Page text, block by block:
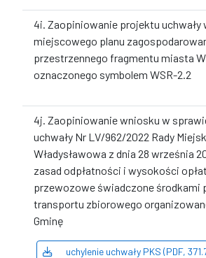
4i. Zaopiniowanie projektu uchwały
miejscowego planu
przestrzennego fragmentu miasta
oznaczonego symbolem WSR-2.2
4j. Zaopiniowanie wniosku w
uchwały Nr LV/962/2022 Rady
Władysławowa z dnia 28 września
zasad odpłatności i wysokości
przewozowe świadczone środkami
transportu zbiorowego
Gminę
uchylenie uchwały PKS (PDF,